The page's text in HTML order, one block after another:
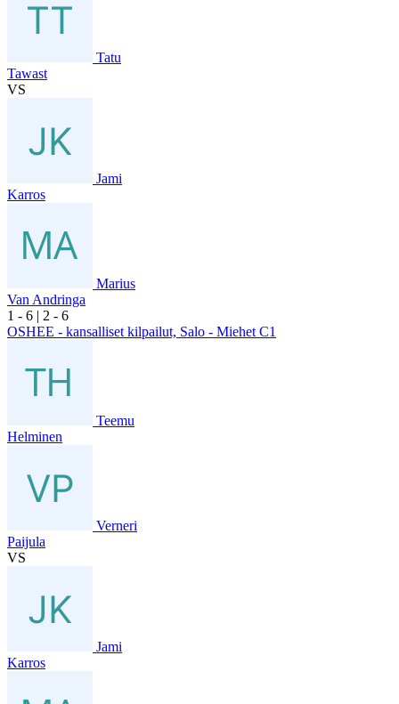
Tatu
Tawast
VS
Jami
Karros
Marius
Van Andringa
1 - 6 | 2 - 6
OSHEE - kansalliset kilpailut, Salo - Miehet C1
Teemu
Helminen
Verneri
Paijula
VS
Jami
Karros